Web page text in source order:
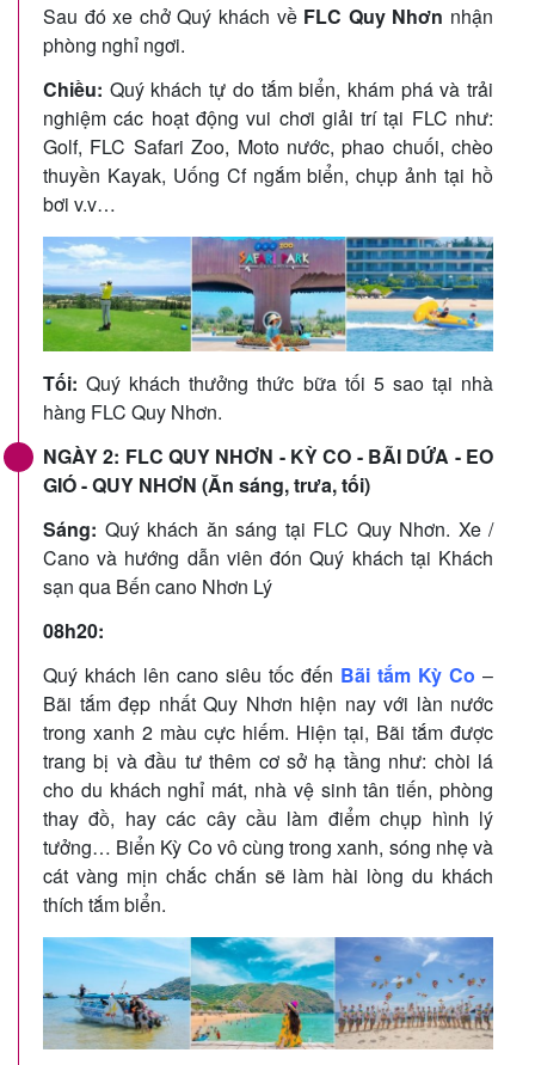
Sau đó xe chở Quý khách về FLC Quy Nhơn nhận
phòng nghỉ ngơi.
Chiều: Quý khách tự do tắm biển, khám phá và trải
nghiệm các hoạt động vui chơi giải trí tại FLC như:
Golf, FLC Safari Zoo, Moto nước, phao chuối, chèo
thuyền Kayak, Uống Cf ngắm biển, chụp ảnh tại hồ
bơi v.v…
Tối: Quý khách thưởng thức bữa tối 5 sao tại nhà
hàng FLC Quy Nhơn.
NGÀY 2: FLC QUY NHƠN - KỲ CO - BÃI DỨA - EO
GIÓ - QUY NHƠN (Ăn sáng, trưa, tối)
Sáng: Quý khách ăn sáng tại FLC Quy Nhơn. Xe /
Cano và hướng dẫn viên đón Quý khách tại Khách
sạn qua Bến cano Nhơn Lý
08h20:
Quý khách lên cano siêu tốc đến Bãi tắm Kỳ Co –
Bãi tắm đẹp nhất Quy Nhơn hiện nay với làn nước
trong xanh 2 màu cực hiếm. Hiện tại, Bãi tắm được
trang bị và đầu tư thêm cơ sở hạ tầng như: chòi lá
cho du khách nghỉ mát, nhà vệ sinh tân tiến, phòng
thay đồ, hay các cây cầu làm điểm chụp hình lý
tưởng… Biển Kỳ Co vô cùng trong xanh, sóng nhẹ và
cát vàng mịn chắc chắn sẽ làm hài lòng du khách
thích tắm biển.